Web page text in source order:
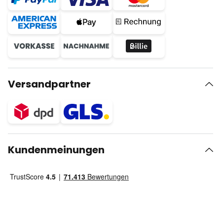
Versandpartner
Kundenmeinungen